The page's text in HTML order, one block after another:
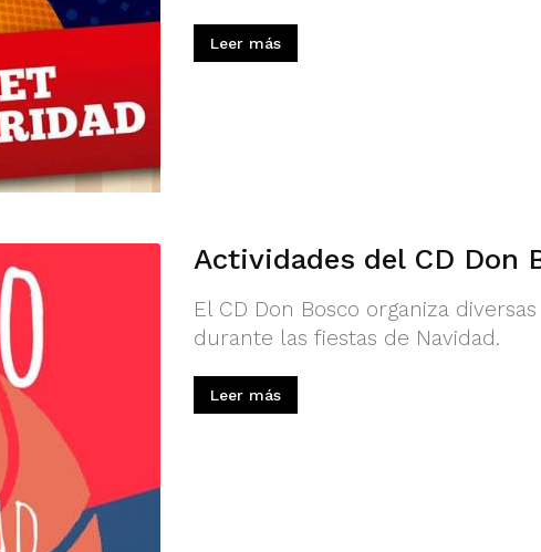
Leer más
Actividades del CD Don
El CD Don Bosco organiza
durante las fiestas de Navidad.
Leer más